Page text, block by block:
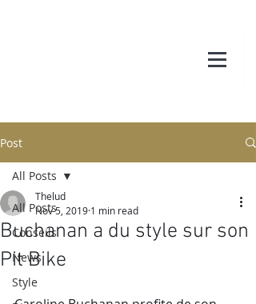
Post
All Posts
Conseils
News
Style
All Posts
Buchanan a du style sur son
Pit Bike
Thelud
Nov 5, 2019 1 min read